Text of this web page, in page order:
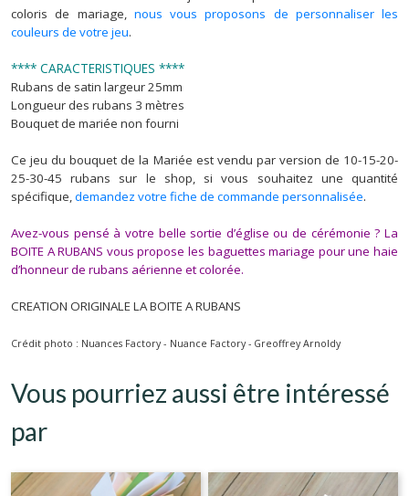
coloris de mariage, nous vous proposons de personnaliser les
couleurs de votre jeu.
**** CARACTERISTIQUES ****
Rubans de satin largeur 25mm
Longueur des rubans 3 mètres
Bouquet de mariée non fourni
Ce jeu du bouquet de la Mariée est vendu par version de 10-15-20-
25-30-45 rubans sur le shop, si vous souhaitez une quantité
spécifique,demandez votre fiche de commande personnalisée.
Avez-vous pensé à votre belle sortie d’église ou de cérémonie ? La
BOITE A RUBANS vous propose les baguettes mariage pour une haie
d’honneur de rubans aérienne et colorée.
CREATION ORIGINALE LA BOITE A RUBANS
Crédit photo : Nuances Factory - Nuance Factory - Greoffrey Arnoldy
Vous pourriez aussi être intéressé
par